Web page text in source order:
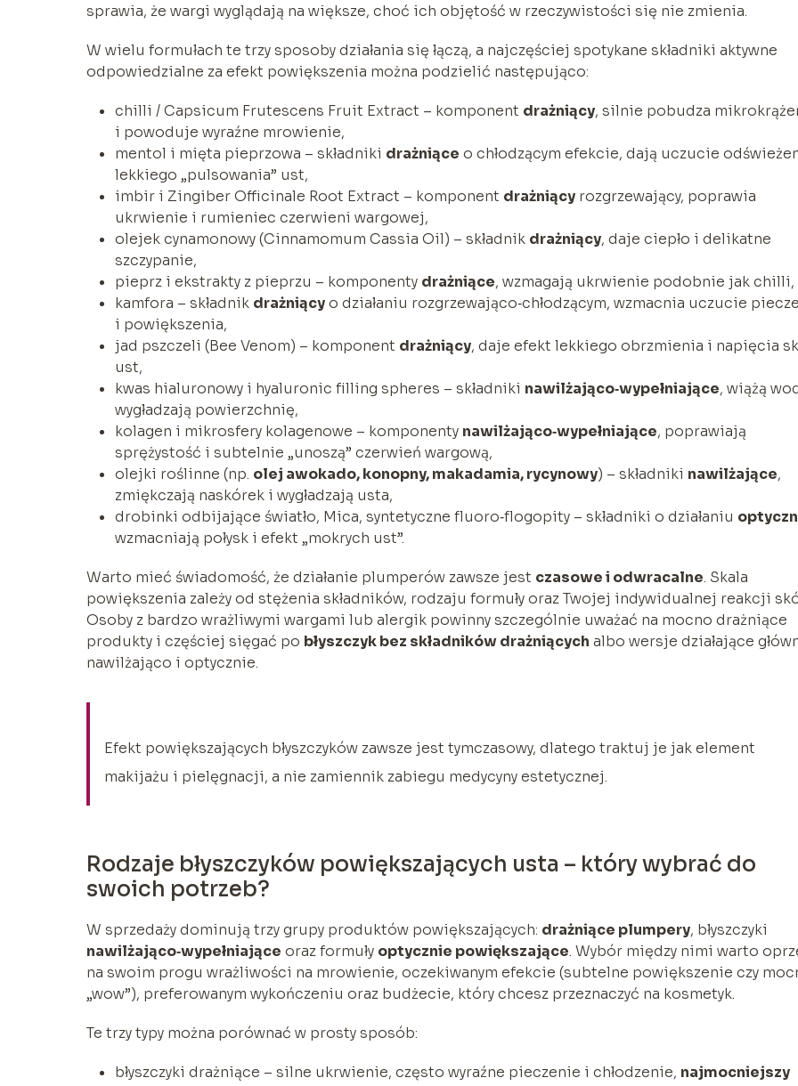
sprawia, że wargi wyglądają na większe, choć ich objętość w rzeczywistości się nie zmienia.
W wielu formułach te trzy sposoby działania się łączą, a najczęściej spotykane składniki aktywne
odpowiedzialne za efekt powiększenia można podzielić następująco:
chilli / Capsicum Frutescens Fruit Extract – komponent drażniący, silnie pobudza
i powoduje wyraźne mrowienie,
mentol i mięta pieprzowa – składniki drażniące o chłodzącym efekcie, dają uczucie
lekkiego „pulsowania” ust,
imbir i Zingiber Officinale Root Extract – komponent drażniący rozgrzewający, poprawia
ukrwienie i rumieniec czerwieni wargowej,
olejek cynamonowy (Cinnamomum Cassia Oil) – składnik drażniący, daje ciepło i delikatne
szczypanie,
pieprz i ekstrakty z pieprzu – komponenty drażniące, wzmagają ukrwienie podobnie jak chilli,
kamfora – składnik drażniącyo działaniu rozgrzewająco‑chłodzącym, wzmacnia uczucie
i powiększenia,
jad pszczeli (Bee Venom) – komponent drażniący, daje efekt lekkiego obrzmienia i napięcia
ust,
kwas hialuronowy i hyaluronic filling spheres – składniki nawilżająco‑wypełniające, wiążą
wygładzają powierzchnię,
kolagen i mikrosfery kolagenowe – komponenty nawilżająco‑wypełniające, poprawiają
sprężystość i subtelnie „unoszą” czerwień wargową,
olejki roślinne (np. olej awokado, konopny, makadamia, rycynowy) – składniki nawilżające,
zmiękczają naskórek i wygładzają usta,
drobinki odbijające światło, Mica, syntetyczne fluoro‑flogopity – składniki o działaniu
wzmacniają połysk i efekt „mokrych ust”.
Warto mieć świadomość, że działanie plumperów zawsze jest czasowe i odwracalne. Skala
powiększenia zależy od stężenia składników, rodzaju formuły oraz Twojej indywidualnej reakcji
Osoby z bardzo wrażliwymi wargami lub alergik powinny szczególnie uważać na mocno drażniące
produkty i częściej sięgać po błyszczyk bez składników drażniących albo wersje działające
nawilżająco i optycznie.
Efekt powiększających błyszczyków zawsze jest tymczasowy, dlatego traktuj je jak element
makijażu i pielęgnacji, a nie zamiennik zabiegu medycyny estetycznej.
Rodzaje błyszczyków powiększających usta – który wybrać do
swoich potrzeb?
W sprzedaży dominują trzy grupy produktów powiększających: drażniące plumpery, błyszczyki
nawilżająco‑wypełniające oraz formuły optycznie powiększające. Wybór między nimi warto
na swoim progu wrażliwości na mrowienie, oczekiwanym efekcie (subtelne powiększenie czy
„wow”), preferowanym wykończeniu oraz budżecie, który chcesz przeznaczyć na kosmetyk.
Te trzy typy można porównać w prosty sposób:
błyszczyki drażniące – silne ukrwienie, często wyraźne pieczenie i chłodzenie, najmocniejszy